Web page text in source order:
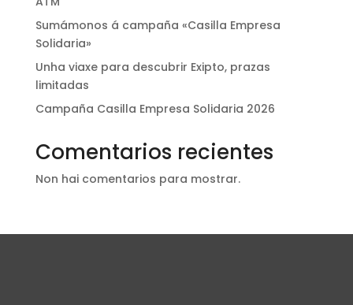
Sumámonos á campaña «Casilla Empresa
Solidaria»
Unha viaxe para descubrir Exipto, prazas
limitadas
Campaña Casilla Empresa Solidaria 2026
Comentarios recientes
Non hai comentarios para mostrar.